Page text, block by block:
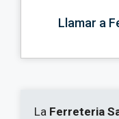
Llamar a
La Ferreteria